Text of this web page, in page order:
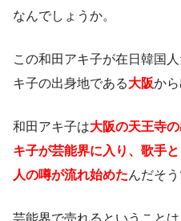
なんでしょうか。
この和田アキ子が在日韓国
キ子の出身地である大阪から
和田アキ子は大阪の天王寺
キ子が芸能界に入り、歌手
人の噂が流れ始めたんだそう